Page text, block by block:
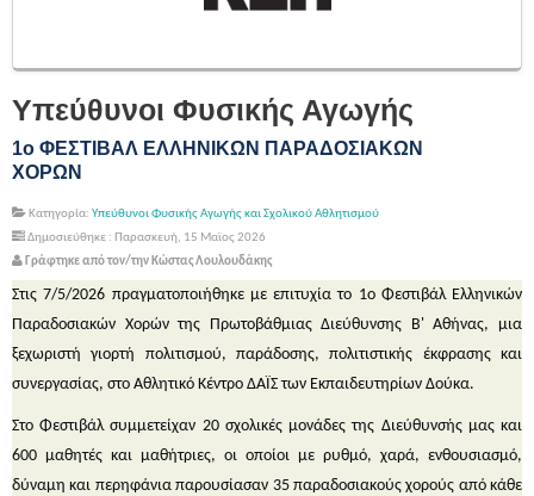
Υπεύθυνοι Φυσικής Αγωγής
1ο ΦΕΣΤΙΒΑΛ ΕΛΛΗΝΙΚΩΝ ΠΑΡΑΔΟΣΙΑΚΩΝ
ΧΟΡΩΝ
Κατηγορία: Υπεύθυνοι Φυσικής Αγωγής και Σχολικού Αθλητισμού
Δημοσιεύθηκε : Παρασκευή, 15 Μαϊος 2026
Γράφτηκε από τον/την Κώστας Λουλουδάκης
Στις 7/5/2026 πραγματοποιήθηκε με επιτυχία το 1ο Φεστιβάλ Ελληνικών
Παραδοσιακών Χορών της Πρωτοβάθμιας Διεύθυνσης Β' Αθήνας, μια
ξεχωριστή γιορτή πολιτισμού, παράδοσης, πολιτιστικής έκφρασης και
συνεργασίας, στο Αθλητικό Κέντρο ΔΑΪΣ των Εκπαιδευτηρίων Δούκα.
Στο Φεστιβάλ συμμετείχαν 20 σχολικές μονάδες της Διεύθυνσής μας και
600 μαθητές και μαθήτριες, οι οποίοι με ρυθμό, χαρά, ενθουσιασμό,
δύναμη και περηφάνια παρουσίασαν 35 παραδοσιακούς χορούς από κάθε